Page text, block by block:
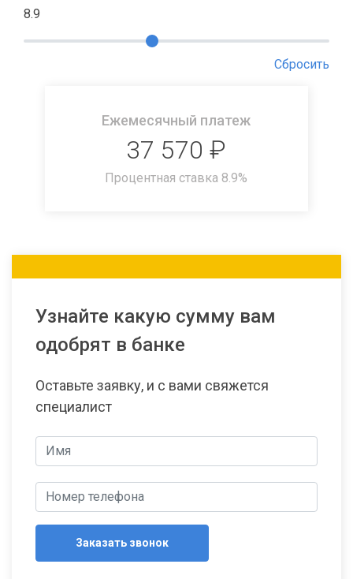
8.9
Сбросить
Ежемесячный платеж
37 570 ₽
Процентная ставка 8.9%
Узнайте какую сумму вам
одобрят в банке
Оставьте заявку, и с вами свяжется
специалист
Заказать звонок